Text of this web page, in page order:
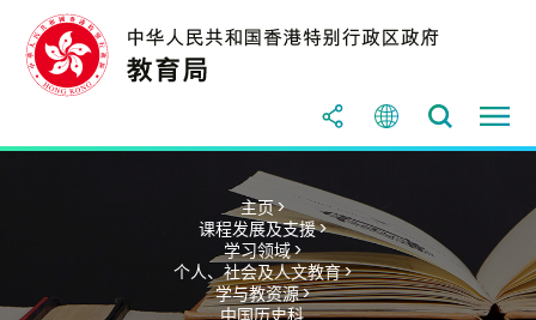
主页 >
课程发展及支援 >
学习领域 >
个人、社会及人文教育 >
学与教资源 >